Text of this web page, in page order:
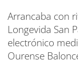
Arrancaba con
Longevida San
electrónico
Ourense